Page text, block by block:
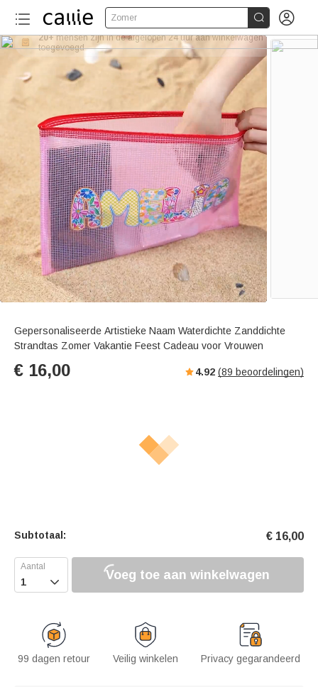
Zomer  
Gepersonaliseerde Artistieke Naam Waterdichte Zanddichte
Strandtas Zomer Vakantie Feest Cadeau voor Vrouwen
€ 16,00 4.92 (89 beoordelingen)
Subtotaal: € 16,00
 Voeg toe aan winkelwagen
99 dagen retour Veilig winkelen Privacy gegarandeerd